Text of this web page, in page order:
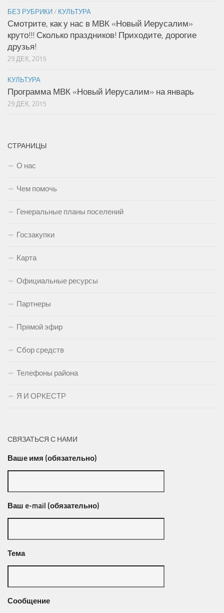
БЕЗ РУБРИКИ/ КУЛЬТУРА
Смотрите, как у нас в МВК «Новый Иерусалим»
круто!!! Сколько праздников! Приходите, дорогие
друзья!
29 ДЕК, 2015
КУЛЬТУРА
Программа МВК «Новый Иерусалим» на январь
29 ДЕК, 2015
СТРАНИЦЫ
О нас
Чем помочь
Генеральные планы поселений
Госзакупки
Карта
Официальные ресурсы
Партнеры
Прямой эфир
Сбор средств
Телефоны района
Я И ОРКЕСТР
СВЯЗАТЬСЯ С НАМИ
Ваше имя (обязательно)
Ваш e-mail (обязательно)
Тема
Сообщение